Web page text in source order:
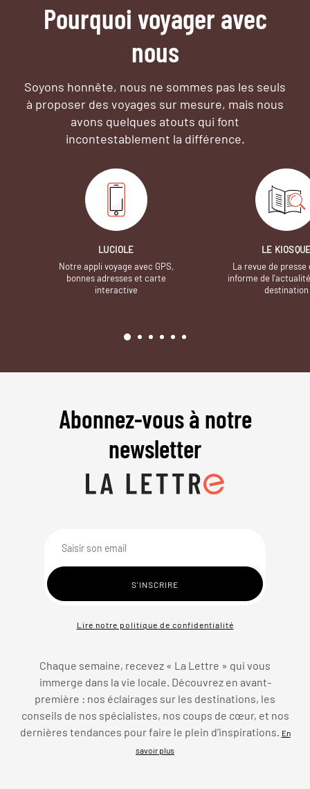
Pourquoi voyager avec
nous
Soyons honnête, nous ne sommes pas les seuls
à proposer des voyages sur mesure, mais nous
avons quelques atouts qui font
incontestablement la différence.
LUCIOLE
Notre appli voyage avec GPS,
bonnes adresses et carte
interactive
LE
La revue de presse
informe de
destination
Abonnez-vous à notre
newsletter
Lire notre politique de confidentialité
Chaque semaine, recevez « La Lettre » qui vous
immerge dans la vie locale. Découvrez en avant-
première : nos éclairages sur les destinations, les
conseils de nos spécialistes, nos coups de cœur, et nos
dernières tendances pour faire le plein d’inspirations.
En
savoir plus